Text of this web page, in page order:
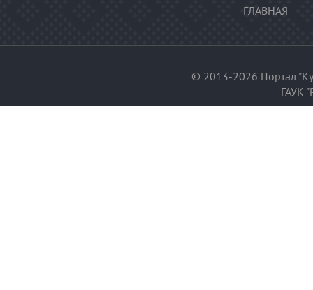
ГЛАВНАЯ
© 2013-2026 Портал
ГАУК